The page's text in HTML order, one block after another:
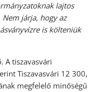
lajtos
járja, hogy az
is költeniük
A tiszavasvári
Tiszavasvári 12 300,
megfelelő minőségű